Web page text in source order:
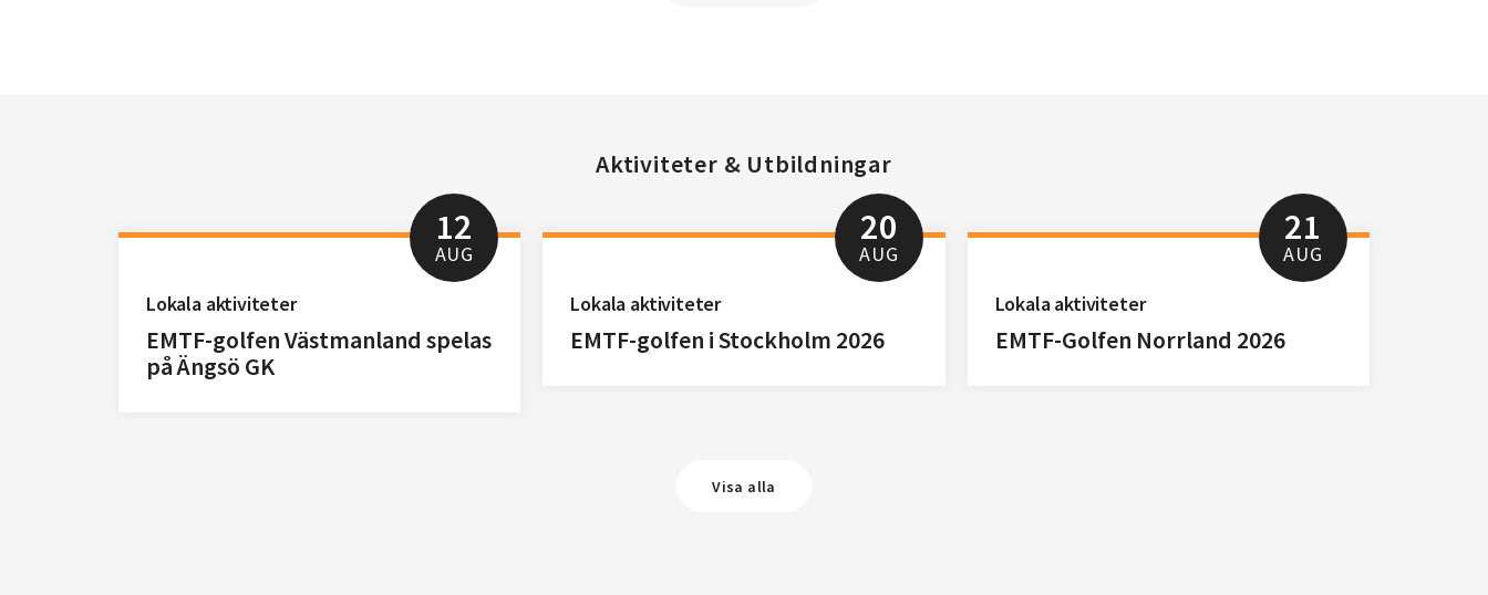
Aktiviteter & Utbildningar
12
AUG
Lokala aktiviteter
EMTF-golfen Västmanland spelas
på Ängsö GK
20
AUG
Lokala aktiviteter
EMTF-golfen i Stockholm 2026
21
AUG
Lokala aktiviteter
EMTF-Golfen Norrland 2026
Visa alla